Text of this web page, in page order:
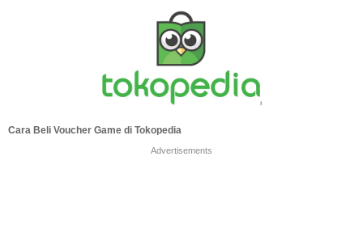
Cara Beli Voucher Game di Tokopedia
Advertisements